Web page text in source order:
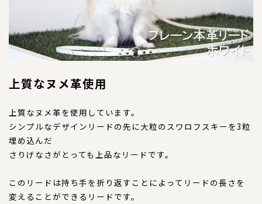
ペットカート用ネームプレート
特注品
おすすめ商品
お直し
忌避剤
アウトレット商品
上質なヌメ革使用
上質なヌメ革を使用しています。
シンプルなデザインリードの先に大粒のスワロフスキーを3粒
埋め込んだ
さりげなさがとっても上品なリードです。
このリードは持ち手を折り返すことによってリードの長さを
変えることができるリードです。